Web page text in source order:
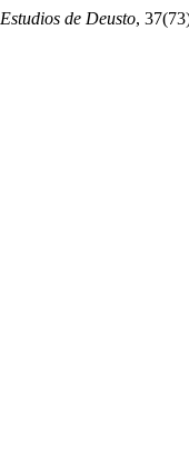
Estudios de Deusto,